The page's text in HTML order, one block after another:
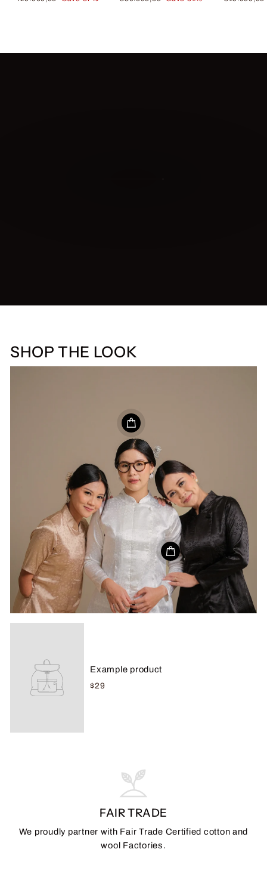
SHOP THE LOOK
Example product
$29
FAIR TRADE
We proudly partner with Fair Trade Certified cotton and
wool Factories.